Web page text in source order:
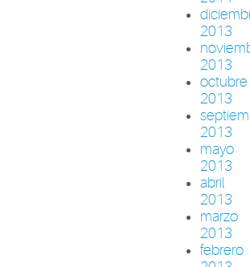
2013
2013
octubre
2013
2013
mayo
2013
abril
2013
marzo
2013
febrero